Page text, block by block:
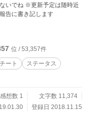
いでね ※更新予定は随時近
告に書き記します
位 / 53,357件
チート
ステータス
感想数 1
文字数 11,374
登録日 2018.11.15